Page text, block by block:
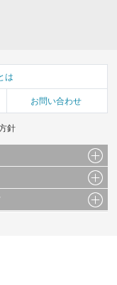
は
お問い合わせ
針
像データ等）及びこれらの配
利用を行うことは固く禁じて
出された見解・感想です。
ください。
ンテンツや広告の表示、ソー